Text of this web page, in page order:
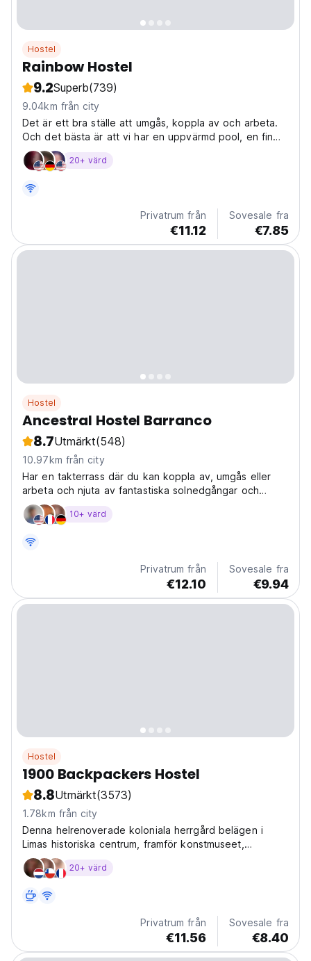
Hostel
Rainbow Hostel
9.2Superb(739)
9.04km från city
Det är ett bra ställe att umgås, koppla av och arbeta.
Och det bästa är att vi har en uppvärmd pool, en fin
uteplats och några mysiga inre gemensamma utrymmen.
20+ värd
Privatrum från
€11.12
Sovesale fra
€7.85
Hostel
Ancestral Hostel Barranco
8.7Utmärkt(548)
10.97km från city
Har en takterrass där du kan koppla av, umgås eller
arbeta och njuta av fantastiska solnedgångar och
havsutsikt!
10+ värd
Privatrum från
€12.10
Sovesale fra
€9.94
Hostel
1900 Backpackers Hostel
8.8Utmärkt(3573)
1.78km från city
Denna helrenoverade koloniala herrgård belägen i
Limas historiska centrum, framför konstmuseet,
Metropolitan Museum och gångavstånd till alla Limas
huvudattraktioner välkomnar dig
20+ värd
Privatrum från
€11.56
Sovesale fra
€8.40